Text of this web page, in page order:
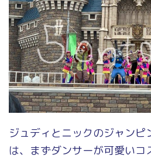
ジュディとニックのジャンピ
は、まずダンサーが可愛いコ